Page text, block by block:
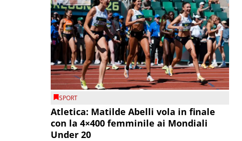
SPORT
Atletica: Matilde Abelli vola in finale
con la 4×400 femminile ai Mondiali
Under 20